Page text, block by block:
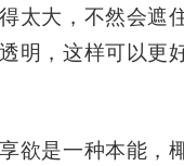
太大，不然会遮
明，这样可以更
欲是一种本能，